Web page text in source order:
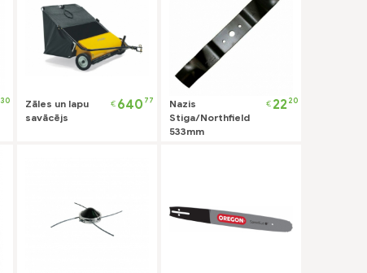
30
Zāles un lapu
savācējs
€ 640 77
Nazis
Stiga/Northfield
533mm
€ 22 20